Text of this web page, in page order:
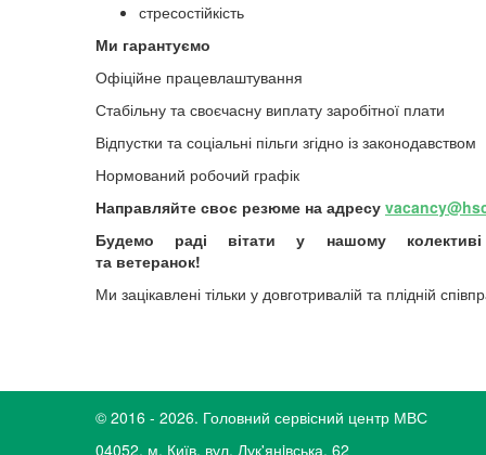
стресостійкість
Ми гарантуємо
Офіційне працевлаштування
Стабільну та своєчасну виплату заробітної плати
Відпустки та соціальні пільги згідно із законодавством
Нормований робочий графік
Направляйте своє резюме на адресу
Будемо раді вітати у нашому колективі
та ветеранок!
Ми зацікавлені тільки у довготривалій та плідній
© 2016 - 2026. Головний сервісний центр МВС
04052, м. Київ, вул. Лук'янiвська, 62